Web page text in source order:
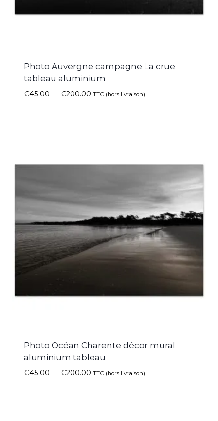
Photo Auvergne campagne La crue
tableau aluminium
€45.00 – €200.00 TTC (hors livraison)
Photo Océan Charente décor mural
aluminium tableau
€45.00 – €200.00 TTC (hors livraison)